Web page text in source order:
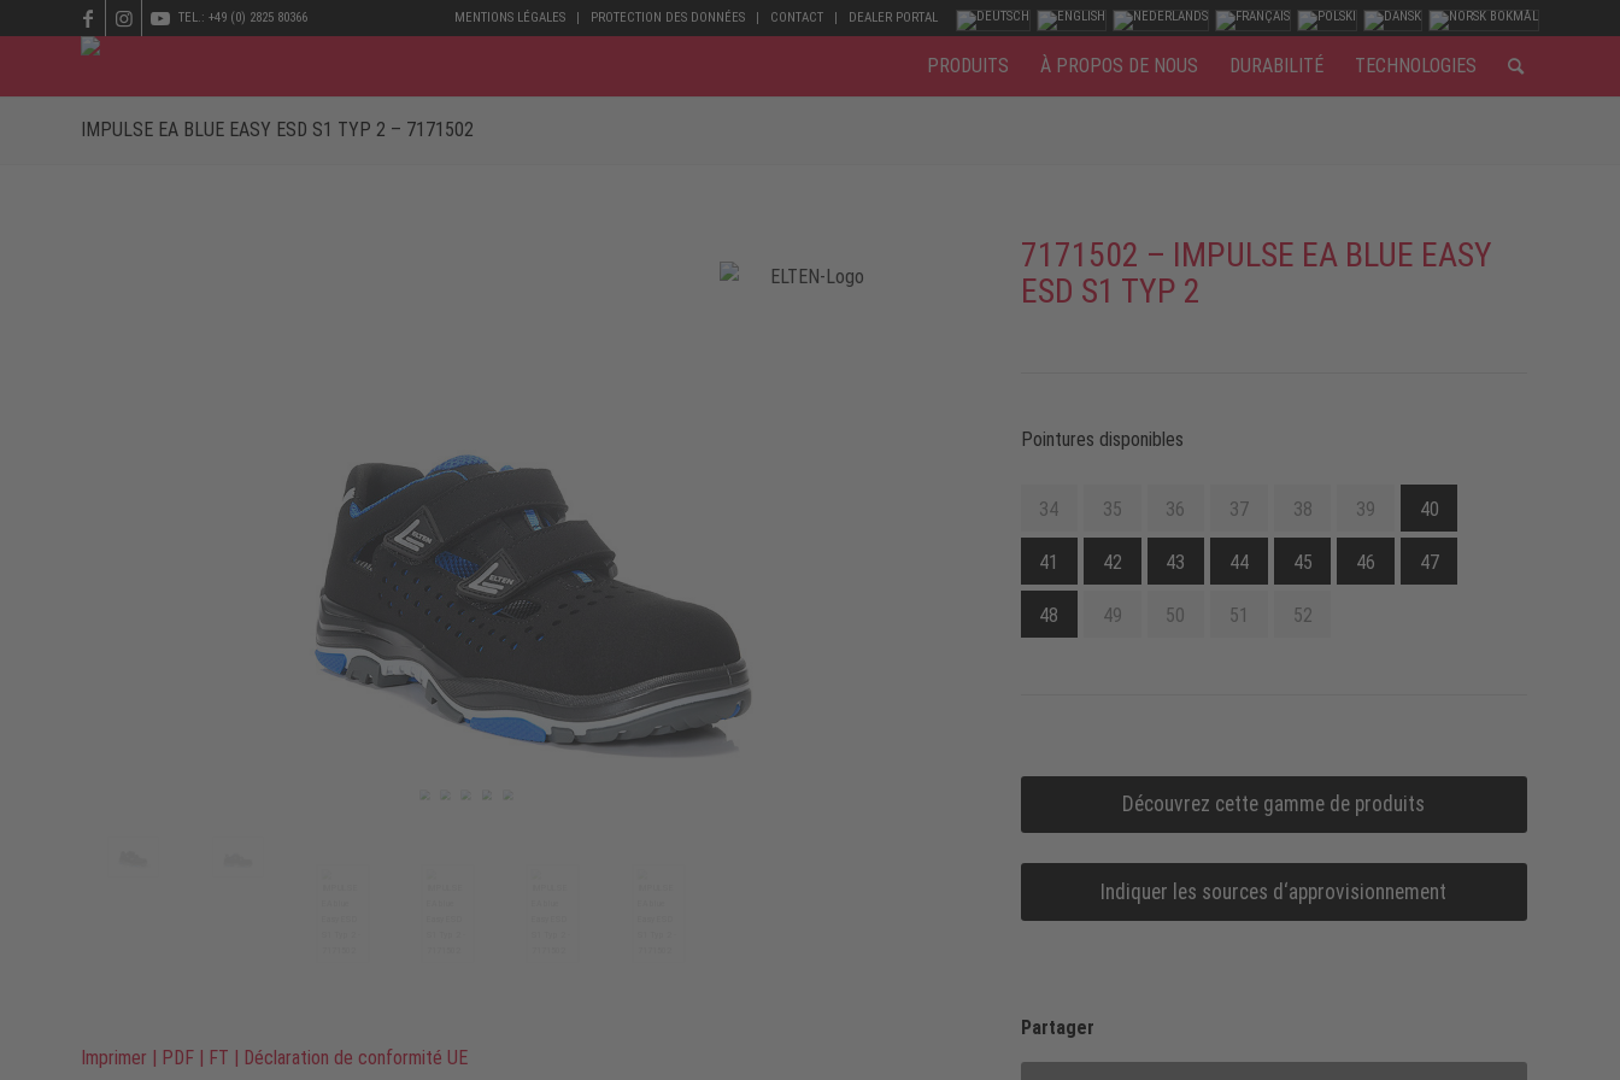
MENTIONS LÉGALES PROTECTION DES DONNÉES CONTACT DEALER PORTAL
TEL.: +49 (0) 2825 80366
PRODUITS À PROPOS DE NOUS DURABILITÉ TECHNOLOGIES
IMPULSE EA BLUE EASY ESD S1 TYP 2 – 7171502
Imprimer | PDF | FT | Déclaration de conformité UE
7171502 – IMPULSE EA BLUE EASY
ESD S1 TYP 2
Pointures disponibles
34 35 36 37 38 39 40
41 42 43 44 45 46 47
48 49 50 51 52
Découvrez cette gamme de produits
Indiquer les sources d‘approvisionnement
Partager